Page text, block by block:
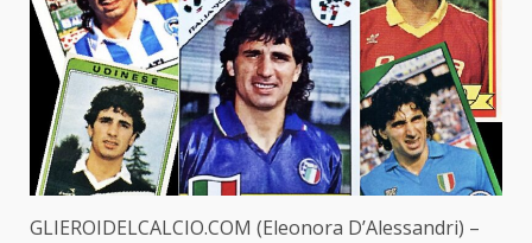
GLIEROIDELCALCIO.COM (Eleonora D’Alessandri) –